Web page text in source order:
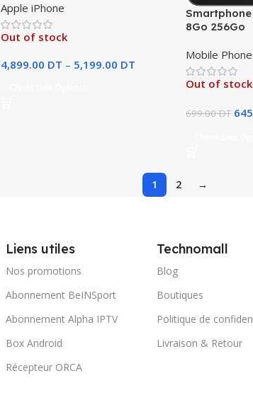
Apple iPhone
Out of stock
4,899.00 DT – 5,199.00 DT
Smartphone
8Go 256Go
Mobile
Out of stock
699.00DT
1 2 →
Liens utiles
Nos promotions
Abonnement BeINSport
Abonnement Alpha IPTV
Box Android
Récepteur ORCA
Technomall
Blog
Boutiques
Politique de
Livraison & Retour